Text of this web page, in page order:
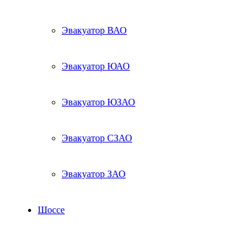
Эвакуатор ВАО
Эвакуатор ЮАО
Эвакуатор ЮЗАО
Эвакуатор СЗАО
Эвакуатор ЗАО
Шоссе